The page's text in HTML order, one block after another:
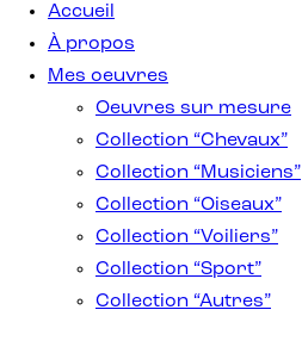
Accueil
À propos
Mes oeuvres
Oeuvres sur mesure
Collection “Chevaux”
Collection “Musiciens”
Collection “Oiseaux”
Collection “Voiliers”
Collection “Sport”
Collection “Autres”